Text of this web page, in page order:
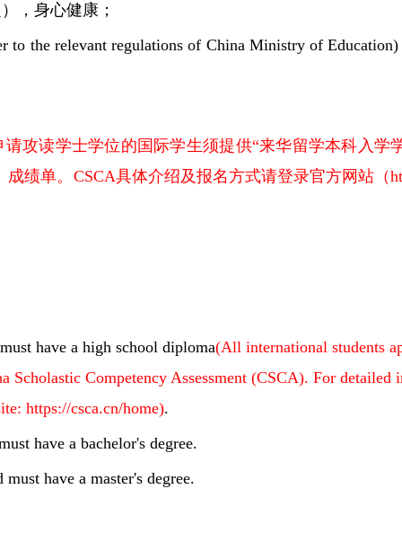
，身心健康；
to the relevant regulations of China Ministry of
请攻读学士学位的国际学生须提供“来华留学本科入学
成绩单。CSCA具体介绍及报名方式请登录官方网站（
have a high school diploma(All international students
Scholastic Competency Assessment (CSCA). For detailed
https://csca.cn/home).
have a bachelor's degree.
have a master's degree.